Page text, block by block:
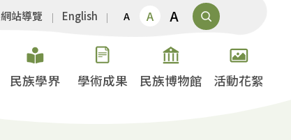
網站導覽 English A A A
民族學界 學術成果 民族博物館 活動花絮